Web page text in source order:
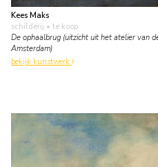
Kees Maks
schilderij • te koop
De ophaalbrug (uitzicht uit het atelier van
Amsterdam)
bekijk kunstwerk